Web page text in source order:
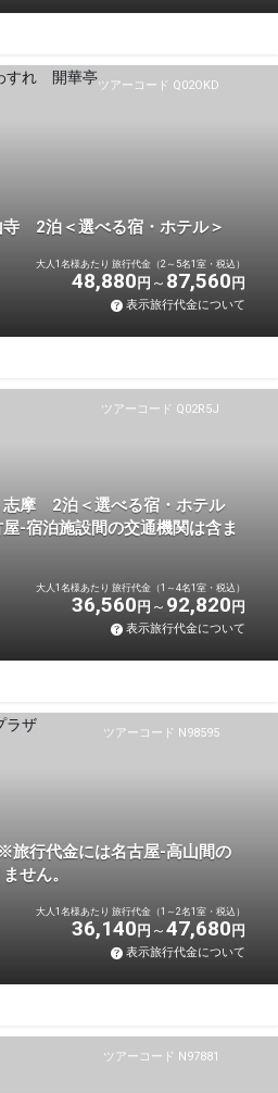
ツアーコード Q02OKD
2泊＜選べる宿・ホテル＞
大人1名様あたり 旅行代金（2～5名1室・税込）
48,880 円 87,560 円
表示旅行代金について
ツアーコード Q02R5J
摩 2泊＜選べる宿・ホテル
-宿泊施設間の交通機関は含ま
大人1名様あたり 旅行代金（1～4名1室・税込）
36,560 円 92,820 円
表示旅行代金について
ツアーコード N98595
代金には名古屋-高山間の
せん。
大人1名様あたり 旅行代金（1～2名1室・税込）
36,140 円 47,680 円
表示旅行代金について
ツアーコード N97881